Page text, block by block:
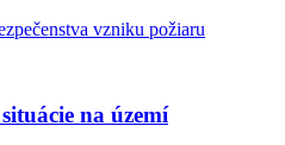
vzniku požiaru
na území